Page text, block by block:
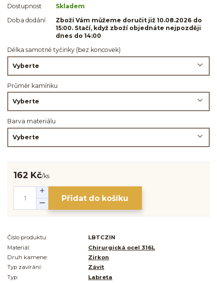
Dostupnost
Skladem
Doba dodání
Zboží Vám můžeme doručit již 10.08.2026 do
15:00. Stačí, když zboží objednáte nejpozději
dnes do 14:00
Délka samotné tyčinky (bez koncovek)
Průměr kamínku
Barva materiálu
162 Kč/ks
Přidat do košíku
Číslo produktu:
LBTCZIN
Materiál:
Chirurgická ocel 316L
Druh kamene:
Zirkon
Typ zavírání:
Závit
Typ:
Labreta